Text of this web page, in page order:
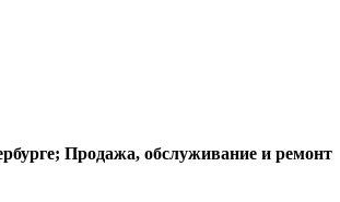
Продажа, обслуживание и ремонт